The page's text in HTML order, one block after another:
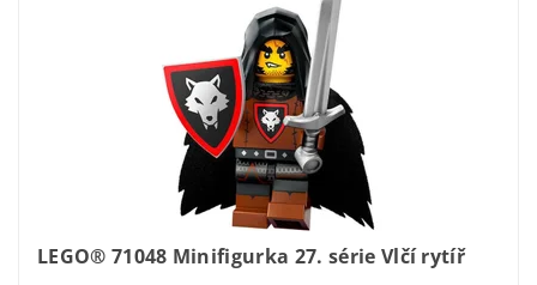
LEGO® 71048 Minifigurka 27. série Vlčí rytíř